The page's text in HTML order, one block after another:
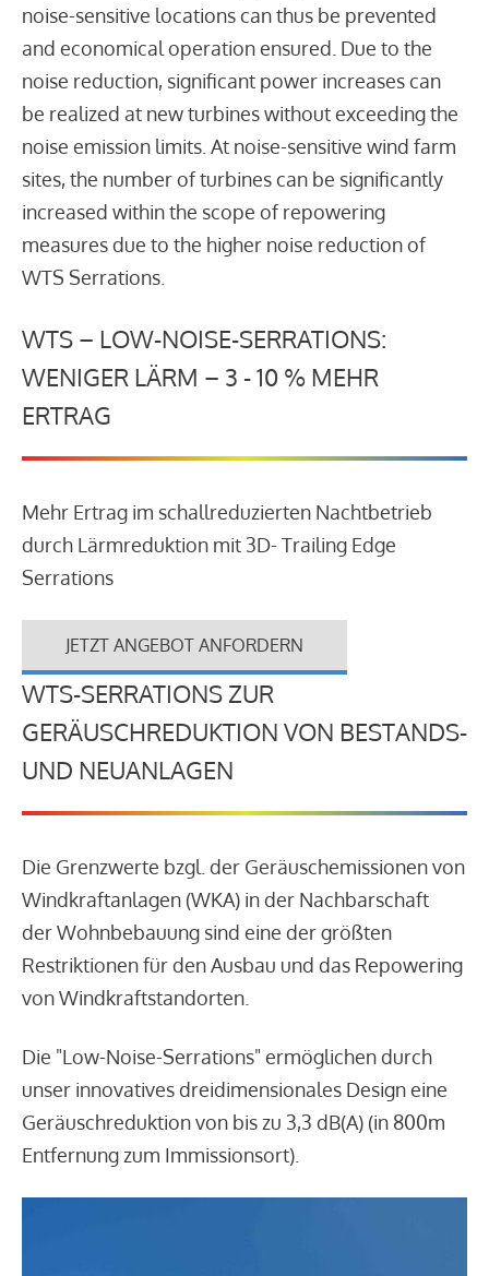
noise-sensitive locations can thus be prevented
and economical operation ensured. Due to the
noise reduction, significant power increases can
be realized at new turbines without exceeding the
noise emission limits. At noise-sensitive wind farm
sites, the number of turbines can be significantly
increased within the scope of repowering
measures due to the higher noise reduction of
WTS Serrations.
WTS – LOW-NOISE-SERRATIONS:
WENIGER LÄRM – 3 - 10 % MEHR
ERTRAG
Mehr Ertrag im schallreduzierten Nachtbetrieb
durch Lärmreduktion mit 3D- Trailing Edge
Serrations
JETZT ANGEBOT ANFORDERN
WTS-SERRATIONS ZUR
GERÄUSCHREDUKTION VON BESTANDS-
UND NEUANLAGEN
Die Grenzwerte bzgl. der Geräuschemissionen von
Windkraftanlagen (WKA) in der Nachbarschaft
der Wohnbebauung sind eine der größten
Restriktionen für den Ausbau und das Repowering
von Windkraftstandorten.
Die "Low-Noise-Serrations" ermöglichen durch
unser innovatives dreidimensionales Design eine
Geräuschreduktion von bis zu 3,3 dB(A) (in 800m
Entfernung zum Immissionsort).